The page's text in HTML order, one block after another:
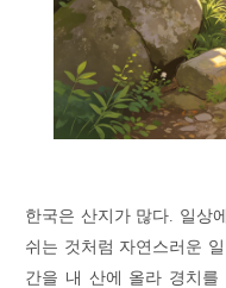
한국은 산지가 많다. 일상
쉬는 것처럼 자연스러운
간을 내 산에 올라 경치